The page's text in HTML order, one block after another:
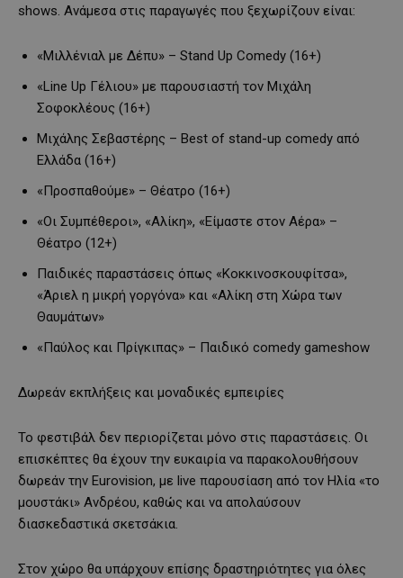
shows. Ανάμεσα στις παραγωγές που ξεχωρίζουν είναι:
«Μιλλένιαλ με Δέπυ» – Stand Up Comedy (16+)
«Line Up Γέλιου» με παρουσιαστή τον Μιχάλη
Σοφοκλέους (16+)
Μιχάλης Σεβαστέρης – Best of stand-up comedy από
Ελλάδα (16+)
«Προσπαθούμε» – Θέατρο (16+)
«Οι Συμπέθεροι», «Αλίκη», «Είμαστε στον Αέρα» –
Θέατρο (12+)
Παιδικές παραστάσεις όπως «Κοκκινοσκουφίτσα»,
«Άριελ η μικρή γοργόνα» και «Αλίκη στη Χώρα των
Θαυμάτων»
«Παύλος και Πρίγκιπας» – Παιδικό comedy gameshow
Δωρεάν εκπλήξεις και μοναδικές εμπειρίες
Το φεστιβάλ δεν περιορίζεται μόνο στις παραστάσεις. Οι
επισκέπτες θα έχουν την ευκαιρία να παρακολουθήσουν
δωρεάν την Eurovision, με live παρουσίαση από τον Ηλία «το
μουστάκι» Ανδρέου, καθώς και να απολαύσουν
διασκεδαστικά σκετσάκια.
Στον χώρο θα υπάρχουν επίσης δραστηριότητες για όλες